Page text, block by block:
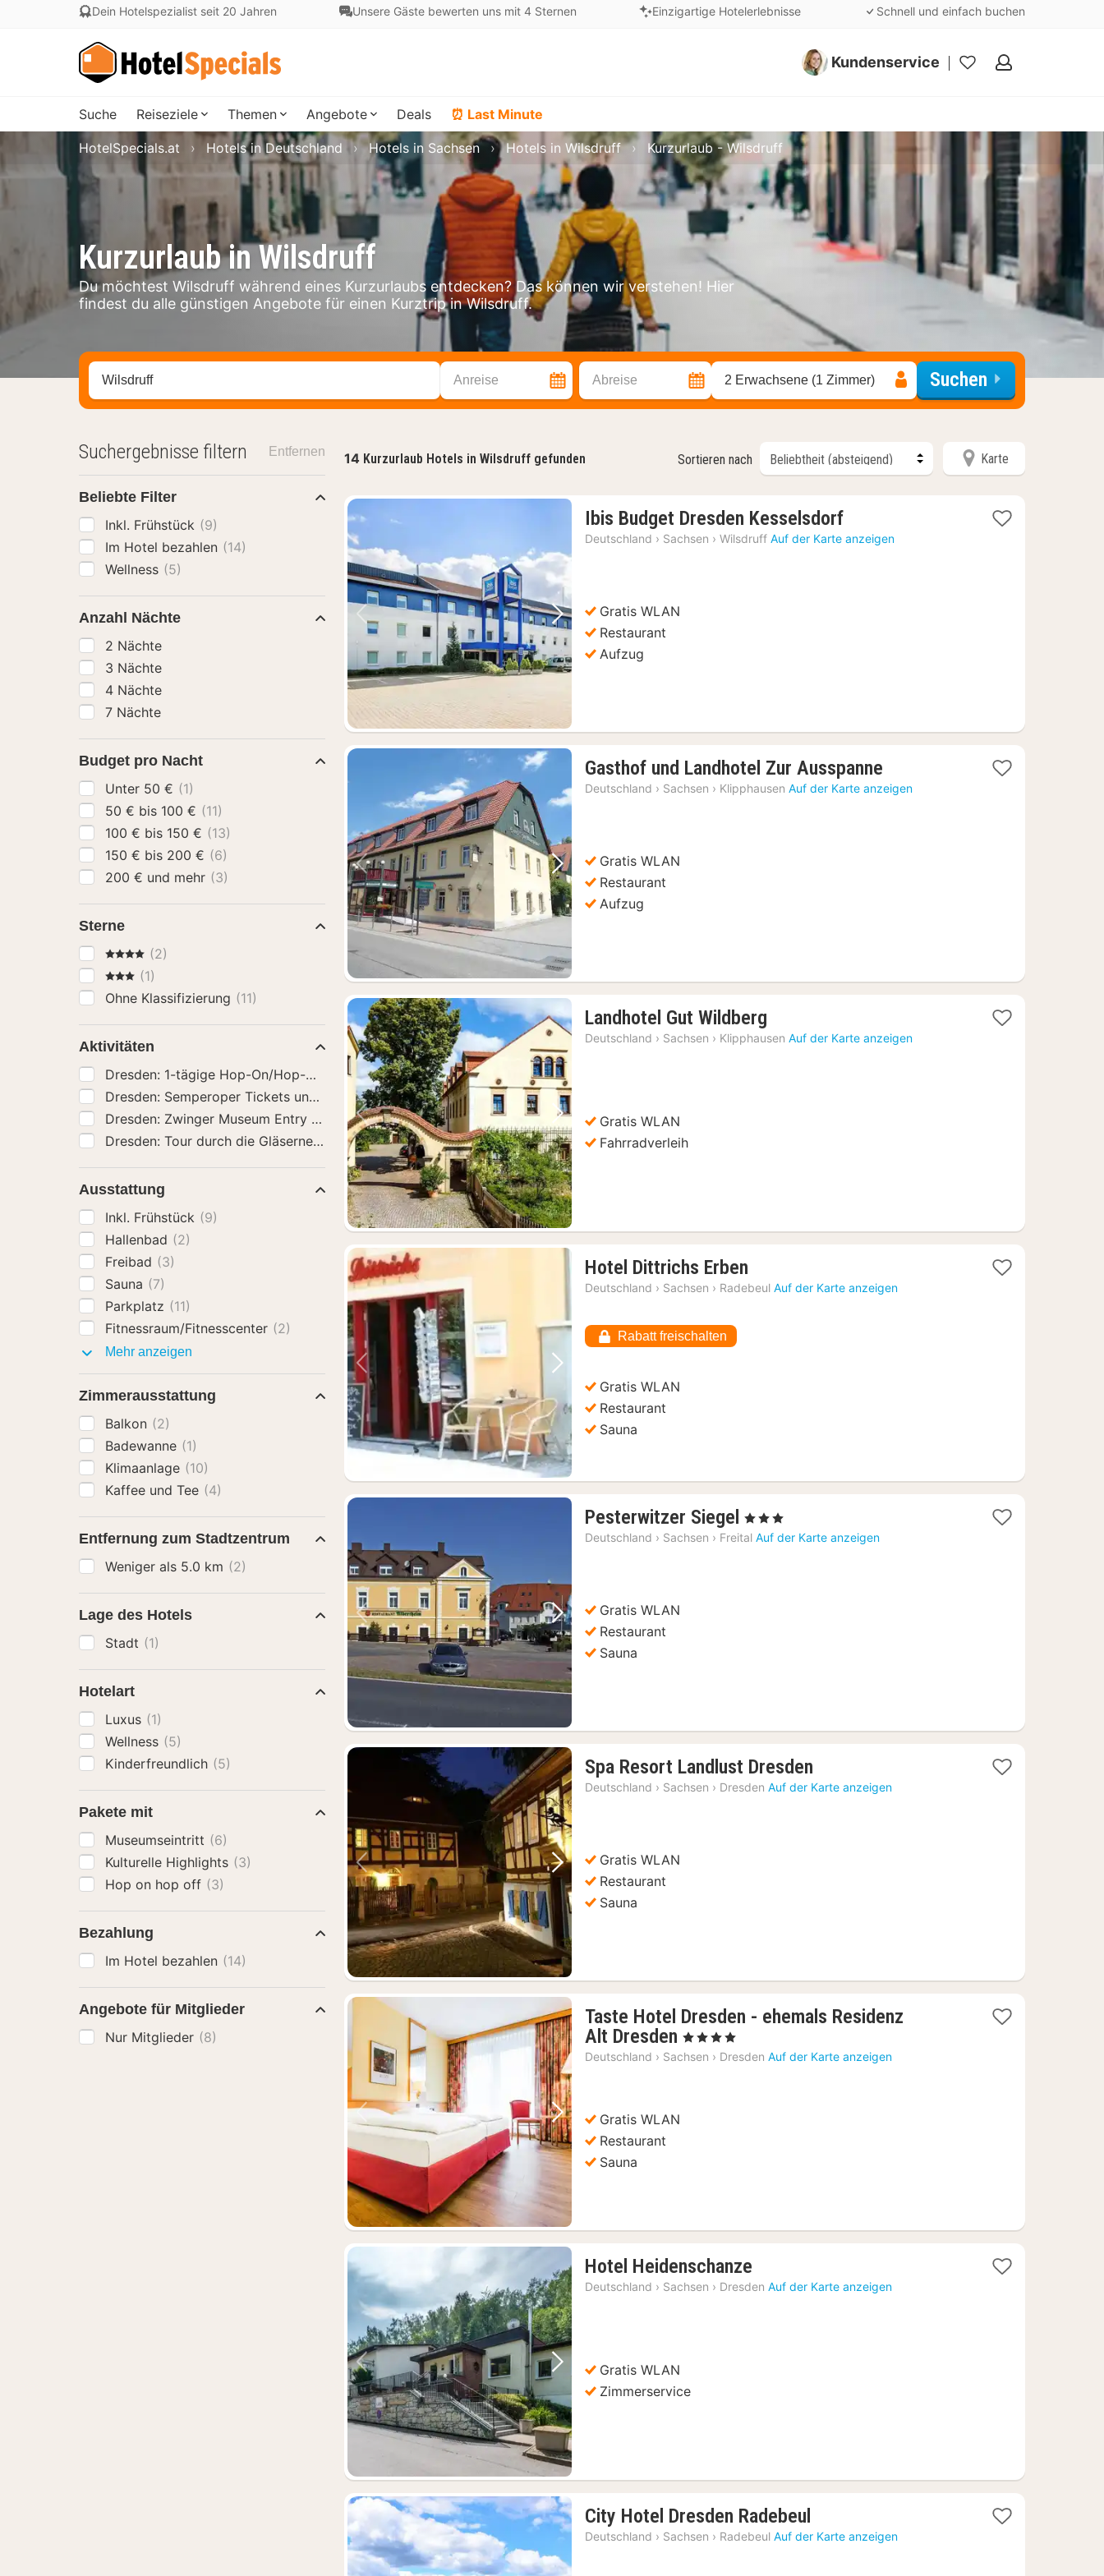
Dein Hotelspezialist seit 20 Jahren Unsere Gäste bewerten uns mit 4 Sternen Einzigartige Hotelerlebnisse Schnell und einfach buchen
Kundenservice
Meine
Suche Reiseziele Themen Angebote Deals ⏰ Last Minute
Kurzurlaub in Wilsdruff
Du möchtest Wilsdruff während eines Kurzurlaubs entdecken? Das können wir verstehen! Hier
findest du alle günstigen Angebote für einen Kurztrip in Wilsdruff.
HotelSpecials.at Hotels in Deutschland Hotels in Sachsen Hotels in Wilsdruff Kurzurlaub - Wilsdruff
Stadt, Region oder Hotel suchen Anreise Abreise 2 Erwachsene (1 Zimmer) Suchen
14 Kurzurlaub Hotels in Wilsdruff gefunden Sortieren nach Karte
Vorheriges Bild Nächstes Bild
Ibis Budget Dresden Kesselsdorf1
Nacht
Deutschland › Sachsen › Wilsdruff Auf der Karte anzeigen
Gratis WLAN
Restaurant
Aufzug
Vorheriges Bild Nächstes Bild
Gasthof und Landhotel Zur Ausspanne
Nacht
Deutschland › Sachsen › Klipphausen Auf der Karte anzeigen
Gratis WLAN
Restaurant
Aufzug
Vorheriges Bild Nächstes Bild
Landhotel Gut Wildberg
Nacht
Deutschland › Sachsen › Klipphausen Auf der Karte anzeigen
Gratis WLAN
Fahrradverleih
Vorheriges Bild Nächstes Bild
Hotel Dittrichs Erben
Nacht
Deutschland › Sachsen › Radebeul Auf der Karte anzeigen
Rabatt freischalten
Gratis WLAN
Restaurant
Sauna
Vorheriges Bild Nächstes Bild
Pesterwitzer Siegel 1
Nacht
, 3 Sterne
Deutschland › Sachsen › Freital Auf der Karte anzeigen
Gratis WLAN
Restaurant
Sauna
Vorheriges Bild Nächstes Bild
Spa Resort Landlust Dresden
Nacht
Deutschland › Sachsen › Dresden Auf der Karte anzeigen
Gratis WLAN
Restaurant
Sauna
Vorheriges Bild Nächstes Bild
Taste Hotel Dresden - ehemals Residenz
Alt Dresden 1
Nacht
, 4 Sterne
Deutschland › Sachsen › Dresden Auf der Karte anzeigen
Gratis WLAN
Restaurant
Sauna
Vorheriges Bild Nächstes Bild
Hotel Heidenschanze
Nacht
Deutschland › Sachsen › Dresden Auf der Karte anzeigen
Gratis WLAN
Zimmerservice
City Hotel Dresden Radebeul
Nacht
Deutschland › Sachsen › Radebeul Auf der Karte anzeigen
Suchergebnisse filtern Entfernen
Beliebte Filter
Inkl. Frühstück (9)
Im Hotel bezahlen (14)
Wellness (5)
Anzahl Nächte
2 Nächte
3 Nächte
4 Nächte
7 Nächte
Budget pro Nacht
Unter 50 € (1)
50 € bis 100 € (11)
100 € bis 150 € (13)
150 € bis 200 € (6)
200 € und mehr (3)
Sterne
4 Sterne(2)
3 Sterne
(1)
Ohne Klassifizierung (11)
Aktivitäten
Dresden: 1-tägige Hop-On/Hop-Off-Bustour(3)
Dresden: Semperoper Tickets und Tour mit Guide(3)
Dresden: Zwinger Museum Entry Ticket(3)
Dresden: Tour durch die Gläserne Manufaktur von VW(3)
Ausstattung
Inkl. Frühstück (9)
Hallenbad (2)
Freibad (3)
Sauna (7)
Parkplatz (11)
Fitnessraum/Fitnesscenter (2)
Mehr anzeigen
Zimmerausstattung
Balkon (2)
Badewanne (1)
Klimaanlage (10)
Kaffee und Tee (4)
Entfernung zum Stadtzentrum
Weniger als 5.0 km (2)
Lage des Hotels
Stadt (1)
Hotelart
Luxus (1)
Wellness (5)
Kinderfreundlich (5)
Pakete mit
Museumseintritt (6)
Kulturelle Highlights (3)
Hop on hop off (3)
Bezahlung
Im Hotel bezahlen (14)
Angebote für Mitglieder
Nur Mitglieder (8)